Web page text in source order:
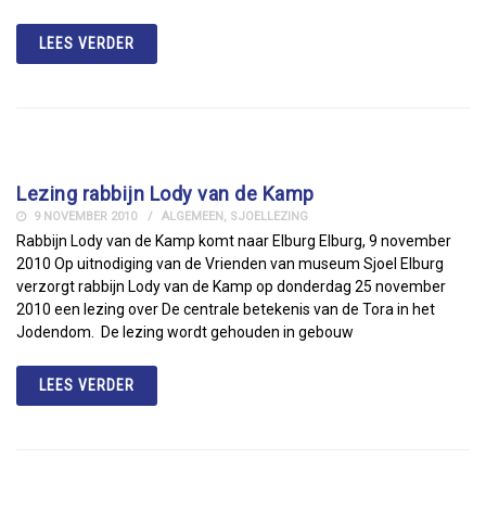
LEES VERDER
Lezing rabbijn Lody van de Kamp
9 NOVEMBER 2010 ALGEMEEN, SJOELLEZING
Rabbijn Lody van de Kamp komt naar Elburg Elburg, 9 november
2010 Op uitnodiging van de Vrienden van museum Sjoel Elburg
verzorgt rabbijn Lody van de Kamp op donderdag 25 november
2010 een lezing over De centrale betekenis van de Tora in het
Jodendom. De lezing wordt gehouden in gebouw
LEES VERDER